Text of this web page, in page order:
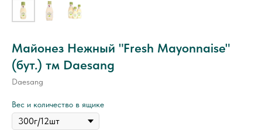
Майонез Нежный "Fresh Mayonnaise"
(бут.) тм Daesang
Daesang
Вес и количество в ящике